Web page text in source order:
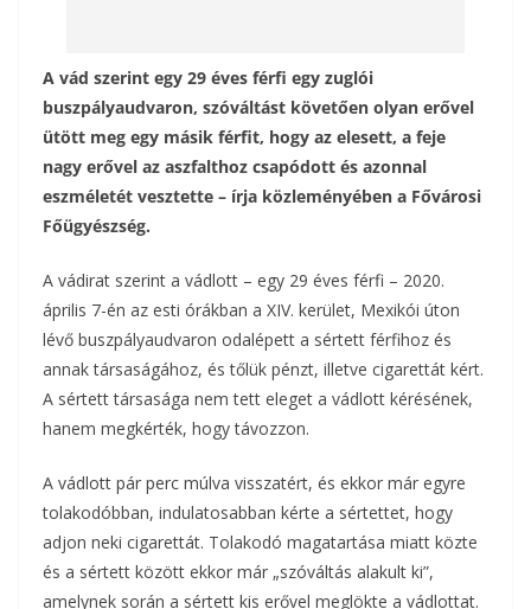
A vád szerint egy 29 éves férfi egy zuglói
buszpályaudvaron, szóváltást követően olyan erővel
ütött meg egy másik férfit, hogy az elesett, a feje
nagy erővel az aszfalthoz csapódott és azonnal
eszméletét vesztette – írja közleményében a Fővárosi
Főügyészség.
A vádirat szerint a vádlott – egy 29 éves férfi – 2020.
április 7-én az esti órákban a XIV. kerület, Mexikói úton
lévő buszpályaudvaron odalépett a sértett férfihoz és
annak társaságához, és tőlük pénzt, illetve cigarettát kért.
A sértett társasága nem tett eleget a vádlott kérésének,
hanem megkérték, hogy távozzon.
A vádlott pár perc múlva visszatért, és ekkor már egyre
tolakodóbban, indulatosabban kérte a sértettet, hogy
adjon neki cigarettát. Tolakodó magatartása miatt közte
és a sértett között ekkor már „szóváltás alakult ki”,
amelynek során a sértett kis erővel meglökte a vádlottat.